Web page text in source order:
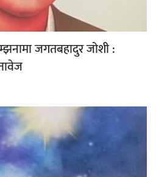
जगतबहादुर जोशी :